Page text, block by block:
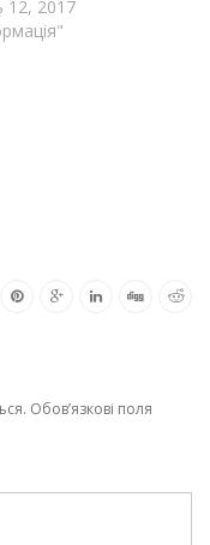
12, 2017
Обов’язкові поля